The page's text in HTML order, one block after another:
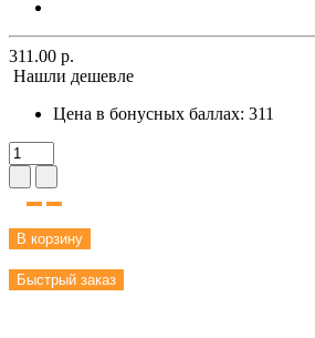
311.00 р.
Нашли дешевле
Цена в бонусных баллах: 311
В корзину
Быстрый заказ